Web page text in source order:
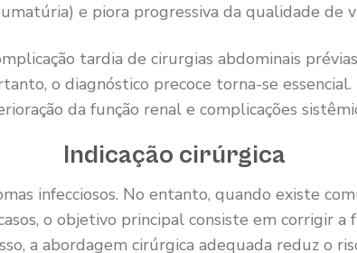
e piora progressiva da qualidade de
tardia de cirurgias abdominais
o diagnóstico precoce torna-se essencial.
da função renal e complicações
Indicação cirúrgica
infecciosos. No entanto, quando existe
o objetivo principal consiste em corrigir
a abordagem cirúrgica adequada reduz o